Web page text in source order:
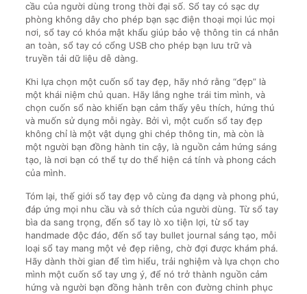
cầu của người dùng trong thời đại số. Sổ tay có sạc dự
phòng không dây cho phép bạn sạc điện thoại mọi lúc mọi
nơi, sổ tay có khóa mật khẩu giúp bảo vệ thông tin cá nhân
an toàn, sổ tay có cổng USB cho phép bạn lưu trữ và
truyền tải dữ liệu dễ dàng.
Khi lựa chọn một cuốn sổ tay đẹp, hãy nhớ rằng “đẹp” là
một khái niệm chủ quan. Hãy lắng nghe trái tim mình, và
chọn cuốn sổ nào khiến bạn cảm thấy yêu thích, hứng thú
và muốn sử dụng mỗi ngày. Bởi vì, một cuốn sổ tay đẹp
không chỉ là một vật dụng ghi chép thông tin, mà còn là
một người bạn đồng hành tin cậy, là nguồn cảm hứng sáng
tạo, là nơi bạn có thể tự do thể hiện cá tính và phong cách
của mình.
Tóm lại, thế giới sổ tay đẹp vô cùng đa dạng và phong phú,
đáp ứng mọi nhu cầu và sở thích của người dùng. Từ sổ tay
bìa da sang trọng, đến sổ tay lò xo tiện lợi, từ sổ tay
handmade độc đáo, đến sổ tay bullet journal sáng tạo, mỗi
loại sổ tay mang một vẻ đẹp riêng, chờ đợi được khám phá.
Hãy dành thời gian để tìm hiểu, trải nghiệm và lựa chọn cho
mình một cuốn sổ tay ưng ý, để nó trở thành nguồn cảm
hứng và người bạn đồng hành trên con đường chinh phục